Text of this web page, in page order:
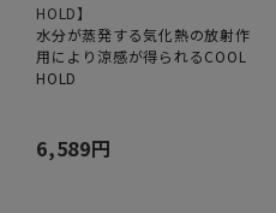
HOLD】
水分が蒸発する気化熱の放射作
用により涼感が得られるCOOL
HOLD
6,589円